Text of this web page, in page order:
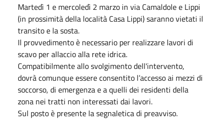
Martedì 1 e mercoledì 2 marzo in via Camaldole e Lippi
(in prossimità della località Casa Lippi) saranno vietati il
transito e la sosta.
Il provvedimento è necessario per realizzare lavori di
scavo per allaccio alla rete idrica.
Compatibilmente allo svolgimento dell'intervento,
dovrà comunque essere consentito l’accesso ai mezzi di
soccorso, di emergenza e a quelli dei residenti della
zona nei tratti non interessati dai lavori.
Sul posto è presente la segnaletica di preavviso.